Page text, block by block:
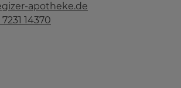
apotheke.de
14370